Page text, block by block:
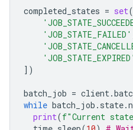
completed_states = set
'JOB_STATE_FAILED'
'JOB_STATE_EXPIRED'
])
batch_job = client.
while batch_job . state.
print(f"Current